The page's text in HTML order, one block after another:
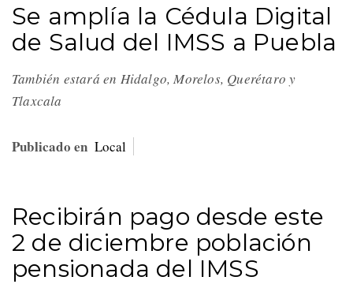
Se amplía la Cédula Digital
de Salud del IMSS a Puebla
También estará en Hidalgo, Morelos, Querétaro y
Tlaxcala
Publicado en Local
Recibirán pago desde este
2 de diciembre población
pensionada del IMSS